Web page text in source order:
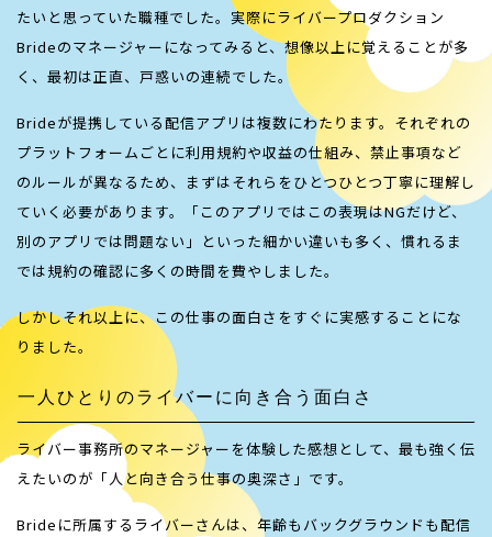
たいと思っていた職種でした。実際にライバープロダクション
Brideのマネージャーになってみると、想像以上に覚えることが多
く、最初は正直、戸惑いの連続でした。
Brideが提携している配信アプリは複数にわたります。それぞれの
プラットフォームごとに利用規約や収益の仕組み、禁止事項など
のルールが異なるため、まずはそれらをひとつひとつ丁寧に理解し
ていく必要があります。「このアプリではこの表現はNGだけど、
別のアプリでは問題ない」といった細かい違いも多く、慣れるま
では規約の確認に多くの時間を費やしました。
しかしそれ以上に、この仕事の面白さをすぐに実感することにな
りました。
一人ひとりのライバーに向き合う面白さ
ライバー事務所のマネージャーを体験した感想として、最も強く伝
えたいのが「人と向き合う仕事の奥深さ」です。
Brideに所属するライバーさんは、年齢もバックグラウンドも配信